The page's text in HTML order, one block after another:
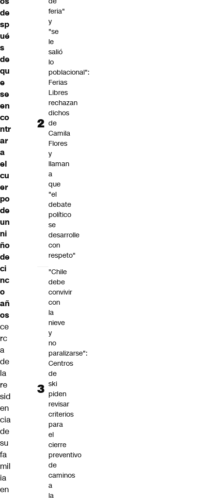
de
sp
ué
s
de
qu
e
se
en
co
ntr
ar
a
el
cu
er
po
de
un
ni
ño
de
ci
nc
o
añ
os
ce
rc
a
de
la
re
sid
en
cia
de
su
fa
mil
ia
en
feria"
y
"se
le
salió
lo
poblacional":
Ferias
Libres
rechazan
dichos
de
Camila
Flores
y
llaman
a
que
"el
debate
político
se
desarrolle
con
respeto"
"Chile
debe
convivir
con
la
nieve
y
no
paralizarse":
Centros
de
ski
piden
revisar
criterios
para
el
cierre
preventivo
de
caminos
a
la